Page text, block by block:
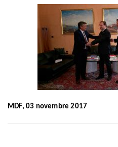
MDF, 03 novembre 2017